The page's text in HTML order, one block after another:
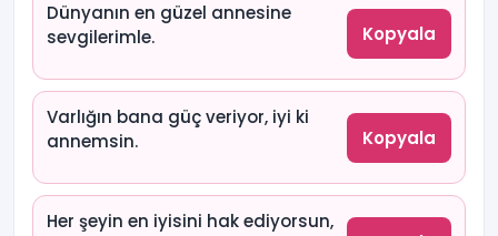
Dünyanın en güzel annesine
sevgilerimle.
Kopyala
Varlığın bana güç veriyor, iyi ki
annemsin.
Kopyala
Her şeyin en iyisini hak ediyorsun,